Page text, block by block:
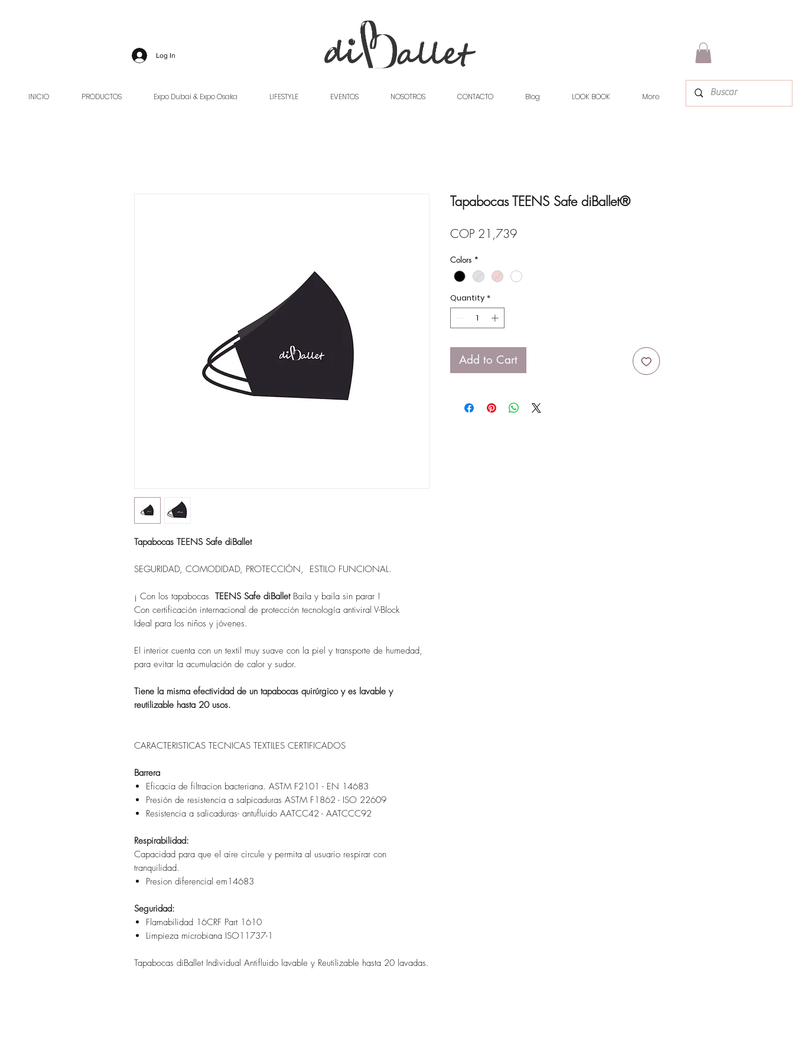
Log In
INICIO PRODUCTOS Expo Dubai & Expo Osaka LIFESTYLE EVENTOS NOSOTROS CONTACTO Blog LOOK BOOK More
Tapabocas TEENS Safe diBallet
SEGURIDAD, COMODIDAD, PROTECCIÓN, ESTILO FUNCIONAL.
¡ Con los tapabocas TEENS Safe diBalletBaila y baila sin parar !
Con certificación internacional de protección tecnología antiviral V-Block
Ideal para los niños y jóvenes.
El interior cuenta con un textil muy suave con la piel y transporte de humedad,
para evitar la acumulación de calor y sudor.
Tiene la misma efectividad de un tapabocas quirúrgico y es lavable y
reutilizable hasta 20 usos.
CARACTERISTICAS TECNICAS TEXTILES CERTIFICADOS
Barrera
Eficacia de filtracion bacteriana. ASTM F2101 - EN 14683
Presión de resistencia a salpicaduras ASTM F1862 - ISO 22609
Resistencia a salicaduras- antufluido AATCC42 - AATCCC92
Respirabilidad:
Capacidad para que el aire circule y permita al usuario respirar con
tranquilidad.
Presion diferencial em14683
Seguridad:
Flamabilidad 16CRF Part 1610
Limpieza microbiana ISO11737-1
Tapabocas diBallet Individual Antifluido lavable y Reutilizable hasta 20 lavadas.
Tapabocas TEENS Safe diBallet®
COP 21,739Price
Colors *
Quantity *
Add to Cart